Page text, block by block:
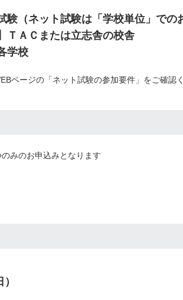
（ネット試験は「学校単位」での
たは立志舎の校舎
校
ページの「ネット試験の参加要件」をご確認
みのお申込みとなります